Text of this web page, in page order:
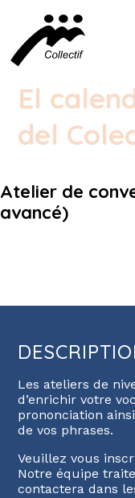
El
del
Atelier de
avancé)
Les ateliers de
d’enrichir votre
prononciation
de vos phrases.
Veuillez vous
Notre équipe
contactera dans